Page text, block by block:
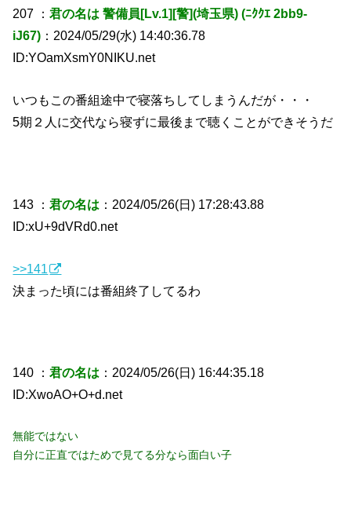
207 ：君の名は 警備員[Lv.1][警](埼玉県) (ﾆｸｸｴ 2bb9-
iJ67) ：2024/05/29(水) 14:40:36.78
ID:YOamXsmY0NIKU.net
いつもこの番組途中で寝落ちしてしまうんだが・・・
5期２人に交代なら寝ずに最後まで聴くことができそうだ
143 ：君の名は ：2024/05/26(日) 17:28:43.88
ID:xU+9dVRd0.net
>>141
決まった頃には番組終了してるわ
140 ：君の名は ：2024/05/26(日) 16:44:35.18
ID:XwoAO+O+d.net
無能ではない
自分に正直ではためで見てる分なら面白い子